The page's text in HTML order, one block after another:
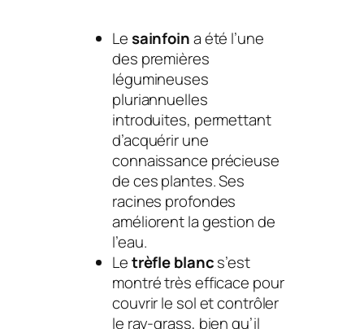
Lesainfoina été l’une
des premières
légumineuses
pluriannuelles
introduites, permettant
d’acquérir une
connaissance précieuse
de ces plantes. Ses
racines profondes
améliorent la gestion de
l’eau.
Letrèfle blancs’est
montré très efficace pour
couvrir le sol et contrôler
le ray-grass, bien qu’il